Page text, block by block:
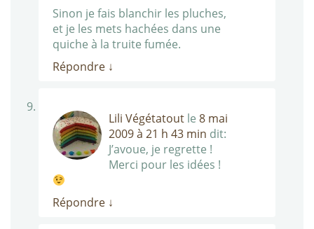
Sinon je fais blanchir les pluches,
et je les mets hachées dans une
quiche à la truite fumée.
Répondre ↓
Lili Végétatout le 8 mai
2009 à 21 h 43 min dit:
J’avoue, je regrette !
Merci pour les idées !
Répondre ↓